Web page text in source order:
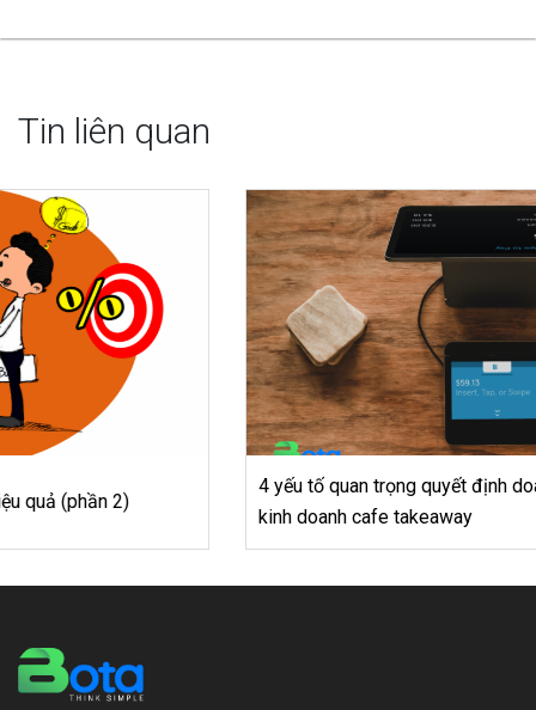
Tin liên quan
4 yếu tố quan trọng quyết định doanh thu của mô hình
kinh doanh cafe takeaway